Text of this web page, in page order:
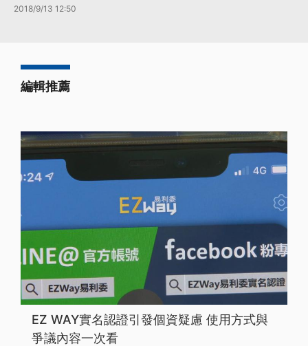
2018/9/13 12:50
編輯推薦
EZ WAY實名認證引發個資疑慮 使用方式與
爭議內容一次看